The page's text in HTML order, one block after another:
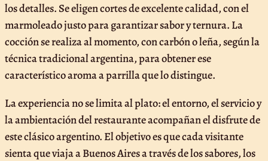
los detalles. Se eligen cortes de excelente calidad, con el
marmoleado justo para garantizar sabor y ternura. La
cocción se realiza al momento, con carbón o leña, según la
técnica tradicional argentina, para obtener ese
característico aroma a parrilla que lo distingue.
La experiencia no se limita al plato: el entorno, el servicio y
la ambientación del restaurante acompañan el disfrute de
este clásico argentino. El objetivo es que cada visitante
sienta que viaja a Buenos Aires a través de los sabores, los